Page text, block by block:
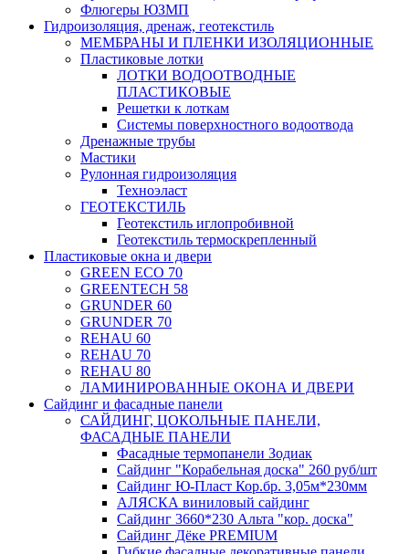
Флюгеры ЮЗМП
Гидроизоляция, дренаж, геотекстиль
МЕМБРАНЫ И ПЛЕНКИ ИЗОЛЯЦИОННЫЕ
Пластиковые лотки
ЛОТКИ ВОДООТВОДНЫЕ
ПЛАСТИКОВЫЕ
Решетки к лоткам
Системы поверхностного водоотвода
Дренажные трубы
Мастики
Рулонная гидроизоляция
Техноэласт
ГЕОТЕКСТИЛЬ
Геотекстиль иглопробивной
Геотекстиль термоскрепленный
Пластиковые окна и двери
GREEN ECO 70
GREENTECH 58
GRUNDER 60
GRUNDER 70
REHAU 60
REHAU 70
REHAU 80
ЛАМИНИРОВАННЫЕ ОКОНА И ДВЕРИ
Сайдинг и фасадные панели
САЙДИНГ, ЦОКОЛЬНЫЕ ПАНЕЛИ,
ФАСАДНЫЕ ПАНЕЛИ
Фасадные термопанели Зодиак
Сайдинг "Корабельная доска" 260 руб/шт
Сайдинг Ю-Пласт Кор.бр. 3,05м*230мм
АЛЯСКА виниловый сайдинг
Сайдинг 3660*230 Альта "кор. доска"
Сайдинг Дёке PREMIUM